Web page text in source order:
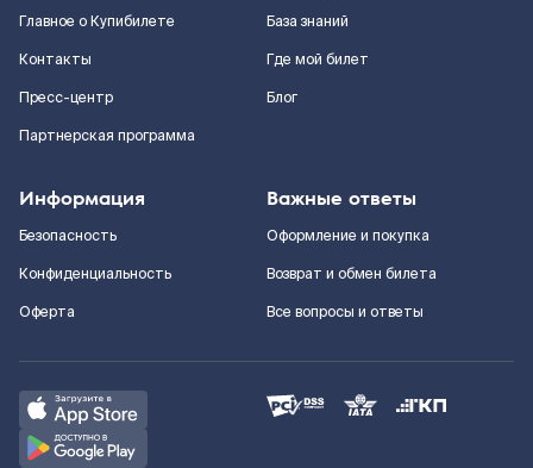
Главное о Купибилете
Контакты
Пресс-центр
Партнерская программа
База знаний
Где мой билет
Блог
Информация
Безопасность
Конфиденциальность
Оферта
Важные ответы
Оформление и покупка
Возврат и обмен билета
Все вопросы и ответы